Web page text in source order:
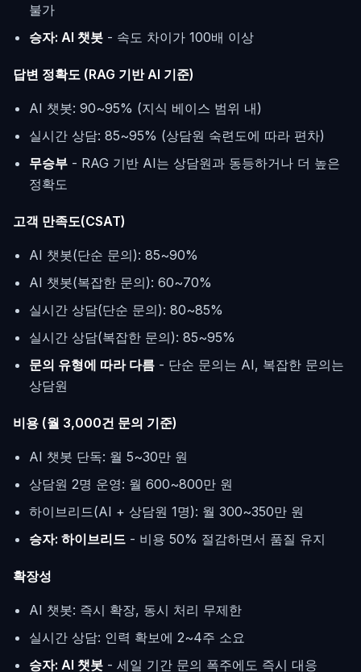
불가
승자: AI 챗봇 - 속도 차이가 100배 이상
답변 정확도 (RAG 기반 AI 기준)
AI 챗봇: 90~95% (지식 베이스 범위 내)
실시간 상담: 85~95% (상담원 숙련도에 따라 편차)
무승부 - RAG 기반 AI는 상담원과 동등하거나 더 높은
정확도
고객 만족도(CSAT)
AI 챗봇(단순 문의): 85~90%
AI 챗봇(복잡한 문의): 60~70%
실시간 상담(단순 문의): 80~85%
실시간 상담(복잡한 문의): 85~95%
문의 유형에 따라 다름 - 단순 문의는 AI, 복잡한 문의는
상담원
비용 (월 3,000건 문의 기준)
AI 챗봇 단독: 월 5~30만 원
상담원 2명 운영: 월 600~800만 원
하이브리드(AI + 상담원 1명): 월 300~350만 원
승자: 하이브리드 - 비용 50% 절감하면서 품질 유지
확장성
AI 챗봇: 즉시 확장, 동시 처리 무제한
실시간 상담: 인력 확보에 2~4주 소요
승자: AI 챗봇 - 세일 기간 문의 폭주에도 즉시 대응